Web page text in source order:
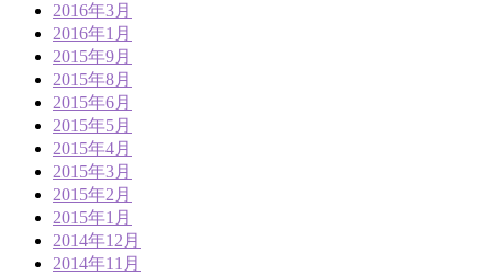
2016年3月
2016年1月
2015年9月
2015年8月
2015年6月
2015年5月
2015年4月
2015年3月
2015年2月
2015年1月
2014年12月
2014年11月